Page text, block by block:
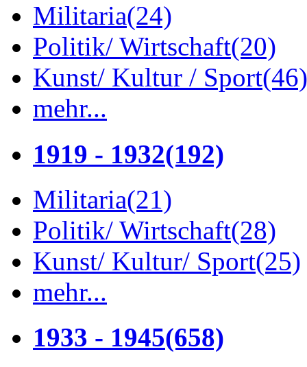
Militaria(24)
Politik/ Wirtschaft(20)
Kunst/ Kultur / Sport(46)
mehr...
1919 - 1932(192)
Militaria(21)
Politik/ Wirtschaft(28)
Kunst/ Kultur/ Sport(25)
mehr...
1933 - 1945(658)